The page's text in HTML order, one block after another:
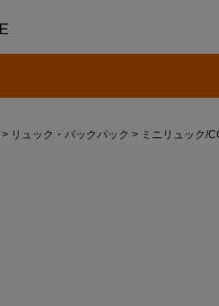
リュック・バックパック ミニリュック/